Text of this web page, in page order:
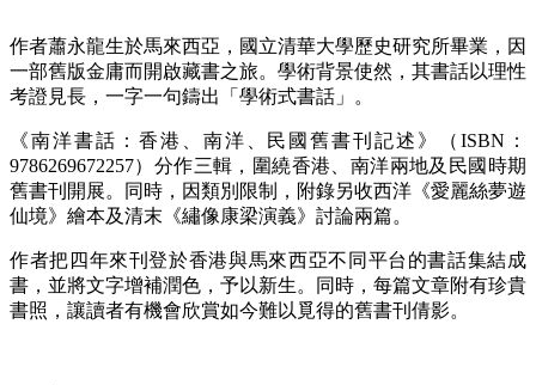
作者蕭永龍生於馬來西亞，國立清華大學歷史研究所畢業，因
一部舊版金庸而開啟藏書之旅。學術背景使然，其書話以理性
考證見長，一字一句鑄出「學術式書話」。
《南洋書話：香港、南洋、民國舊書刊記述》（ISBN：
9786269672257）分作三輯，圍繞香港、南洋兩地及民國時期
舊書刊開展。同時，因類別限制，附錄另收西洋《愛麗絲夢遊
仙境》繪本及清末《繡像康梁演義》討論兩篇。
作者把四年來刊登於香港與馬來西亞不同平台的書話集結成
書，並將文字增補潤色，予以新生。同時，每篇文章附有珍貴
書照，讓讀者有機會欣賞如今難以覓得的舊書刊倩影。